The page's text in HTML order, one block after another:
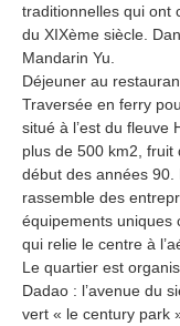
traditionnelles qui ont
du XIXème siècle.
Mandarin Yu.
Déjeuner au
Traversée en ferry
situé à l’est du fleuve
plus de 500 km2, fruit
début des années 90.
rassemble des
équipements uniques
qui relie le centre à
Le quartier est
Dadao : l’avenue du
vert « le century park